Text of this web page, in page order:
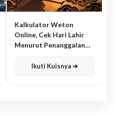
Kalkulator Weton
Online, Cek Hari Lahir
Menurut Penanggalan
Ikuti Kuisnya ➔